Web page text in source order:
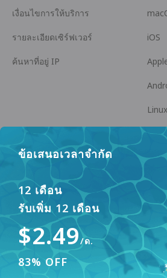
ข้อเสนอเวลาจำกัด
12 เดือน
รับเพิ่ม 12 เดือน
$2.49/ด.
83% OFF
เงื่อนไขการให้บริการ
รายละเอียดเซิร์ฟเวอร์
ค้นหาที่อยู่ IP
iOS
Linux
ศูนย์ช่วยเหลือ
panda7x24@gmail.com
FAQ
คว
เป็
วิธีการชำระเงิน